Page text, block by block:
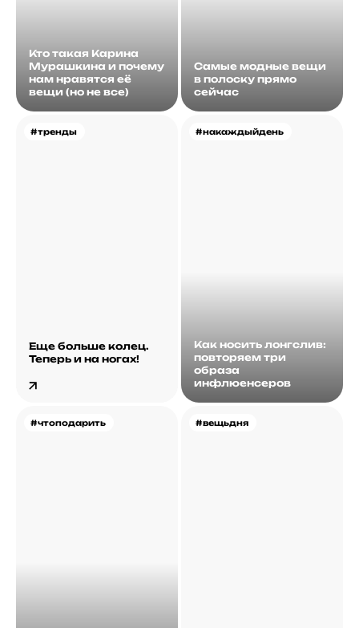
Кто такая Карина
Мурашкина и почему
нам нравятся её
вещи (но не все)
Самые модные вещи
в полоску прямо
сейчас
#тренды
Еще больше колец.
Теперь и на ногах!
#накаждыйдень
Как носить лонгслив:
повторяем три
образа
инфлюенсеров
#чтоподарить #вещьдня